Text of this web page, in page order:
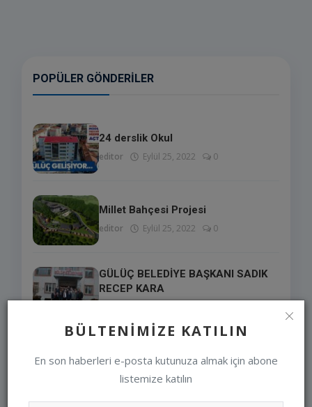
BÜLTENIMIZE KATILIN
En son haberleri e-posta kutunuza almak için abone
listemize katılın
POPÜLER GÖNDERILER
24 derslik Okul
editor Eylül 25, 2022 0
Millet Bahçesi Projesi
editor Eylül 25, 2022 0
GÜLÜÇ BELEDİYE BAŞKANI SADIK
RECEP KARA
RUHUNDAN GEÇİYOR
editor Jun 27, 2023